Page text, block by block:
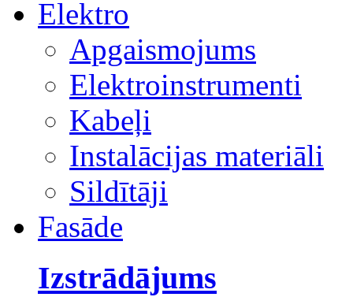
Elektro
Apgaismojums
Elektroinstrumenti
Kabeļi
Instalācijas materiāli
Sildītāji
Fasāde
Izstrādājums